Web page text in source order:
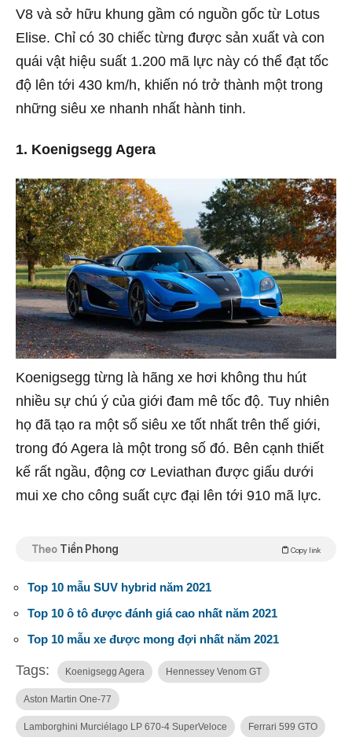
V8 và sở hữu khung gầm có nguồn gốc từ Lotus
Elise. Chỉ có 30 chiếc từng được sản xuất và con
quái vật hiệu suất 1.200 mã lực này có thể đạt tốc
độ lên tới 430 km/h, khiến nó trở thành một trong
những siêu xe nhanh nhất hành tinh.
1. Koenigsegg Agera
Koenigsegg từng là hãng xe hơi không thu hút
nhiều sự chú ý của giới đam mê tốc độ. Tuy nhiên
họ đã tạo ra một số siêu xe tốt nhất trên thế giới,
trong đó Agera là một trong số đó. Bên cạnh thiết
kế rất ngầu, động cơ Leviathan được giấu dưới
mui xe cho công suất cực đại lên tới 910 mã lực.
Theo Tiền Phong Copy link
Top 10 mẫu SUV hybrid năm 2021
Top 10 ô tô được đánh giá cao nhất năm 2021
Top 10 mẫu xe được mong đợi nhất năm 2021
Tags: Koenigsegg Agera Hennessey Venom GT
Aston Martin One-77
Lamborghini Murciélago LP 670-4 SuperVeloce Ferrari 599 GTO